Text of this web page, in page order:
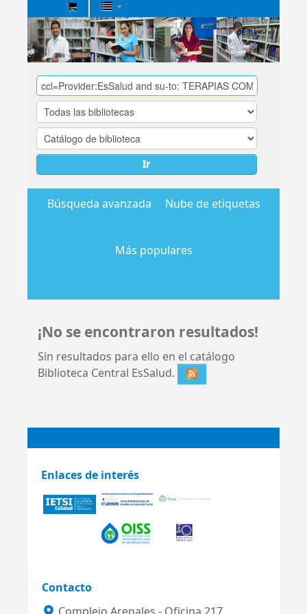
Biblioteca
Central
EsSalud
Ir
Búsqueda avanzada Nube de etiquetas
Más populares
¡No se encontraron resultados!
Sin resultados para ello en el catálogo
Biblioteca Central EsSalud.
Enlaces de interés
Contacto